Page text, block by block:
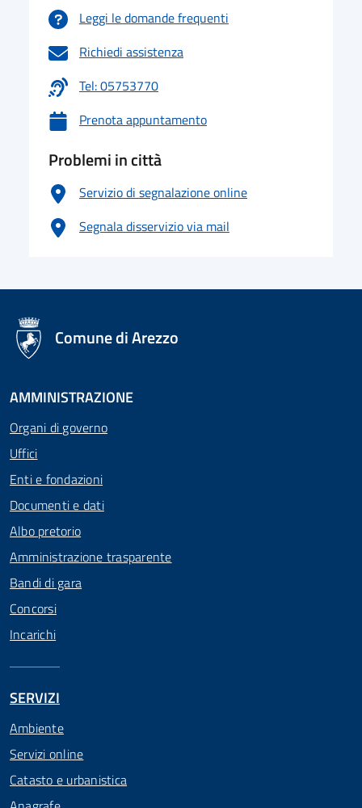
Leggi le domande frequenti
Richiedi assistenza
Tel: 05753770
Prenota appuntamento
Problemi in città
Servizio di segnalazione online
Segnala disservizio via mail
logo Unione Europea
Comune di Arezzo
AMMINISTRAZIONE
Organi di governo
Uffici
Enti e fondazioni
Documenti e dati
Albo pretorio
Amministrazione trasparente
Bandi di gara
Concorsi
Incarichi
SERVIZI
Ambiente
Servizi online
Catasto e urbanistica